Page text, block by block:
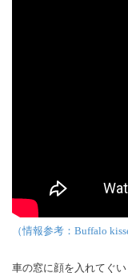
（情報参考：Buffalo
車の窓に顔を入れてぐい